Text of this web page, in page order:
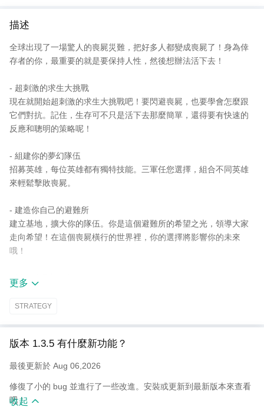
描述
全球出現了一場驚人的喪屍災難，把好多人都變成喪屍了！身為倖
存者的你，最重要的就是要保持人性，然後想辦法活下去！
- 超刺激的求生大挑戰
現在就開始超刺激的求生大挑戰吧！要閃避喪屍，也要學會怎麼跟
它們對抗。記住，生存可不只是活下去那麼簡單，還得要有快速的
反應和聰明的策略呢！
- 組建你的夢幻隊伍
招募英雄，每位英雄都有獨特技能。三軍任您選擇，組合不同英雄
來輕鬆擊敗喪屍。
- 建造你自己的避難所
建立基地，擴大你的隊伍。你是這個避難所的希望之光，領導大家
走向希望！在這個喪屍橫行的世界裡，你的選擇將影響你的未來
哦！
- 與全球玩家合作
的玩家一起合作對抗喪屍吧！但要注意了，聯盟關係可是很複雜
你能在這場喪屍浩劫中存活下來嗎？加入《Last War: Survival
※ 本軟體因涉及暴力，性（遊戲角色穿著凸顯性特徵之服飾）依遊
更多
STRATEGY
版本 1.3.5 有什麼新功能？
最後更新於 Aug 06,2026
修復了小的 bug 並進行了一些改進。安裝或更新到最新版本來查看
吧！
收起